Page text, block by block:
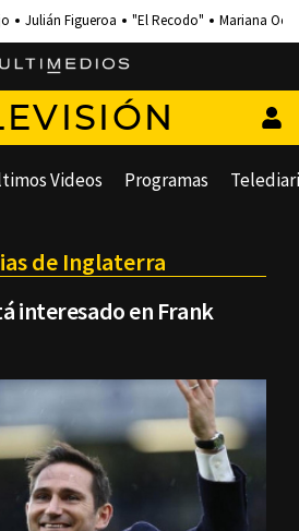
Julián Figueroa "El Recodo" Mariana
Videos Programas
de Inglaterra
interesado en Frank